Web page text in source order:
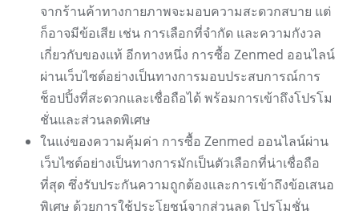
จากร้านค้าทางกายภาพจะมอบความสะดวกสบาย แต่
ก็อาจมีข้อเสีย เช่น การเลือกที่จำกัด และความกังวล
เกี่ยวกับของแท้ อีกทางหนึ่ง การซื้อ Zenmed ออนไลน์
ผ่านเว็บไซต์อย่างเป็นทางการมอบประสบการณ์การ
ช็อปปิ้งที่สะดวกและเชื่อถือได้ พร้อมการเข้าถึงโปรโม
ชั่นและส่วนลดพิเศษ
ในแง่ของความคุ้มค่า การซื้อ Zenmed ออนไลน์ผ่าน
เว็บไซต์อย่างเป็นทางการมักเป็นตัวเลือกที่น่าเชื่อถือ
ที่สุด ซึ่งรับประกันความถูกต้องและการเข้าถึงข้อเสนอ
พิเศษ ด้วยการใช้ประโยชน์จากส่วนลด โปรโมชั่น